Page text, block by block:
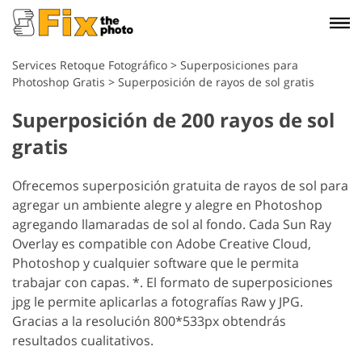
Services Retoque Fotográfico > Superposiciones para
Photoshop Gratis > Superposición de rayos de sol gratis
Superposición de 200 rayos de sol
gratis
Ofrecemos superposición gratuita de rayos de sol para
agregar un ambiente alegre y alegre en Photoshop
agregando llamaradas de sol al fondo. Cada Sun Ray
Overlay es compatible con Adobe Creative Cloud,
Photoshop y cualquier software que le permita
trabajar con capas. *. El formato de superposiciones
jpg le permite aplicarlas a fotografías Raw y JPG.
Gracias a la resolución 800*533px obtendrás
resultados cualitativos.